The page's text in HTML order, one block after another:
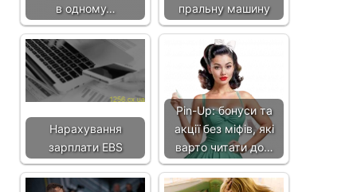
в одному…
пральну машину
Нарахування
зарплати EBS
Pin-Up: бонуси та
акції без міфів, які
варто читати до…